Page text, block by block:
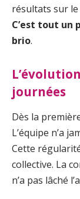
résultats sur
C’est tout un
brio.
journées
Dès la
L’équipe n’a
Cette
collective. La
n’a pas lâché